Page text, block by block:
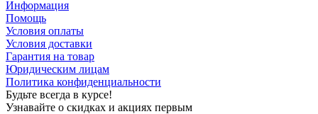
Информация
Помощь
Условия оплаты
Условия доставки
Гарантия на товар
Юридическим лицам
Политика конфиденциальности
Будьте всегда в курсе!
Узнавайте о скидках и акциях первым